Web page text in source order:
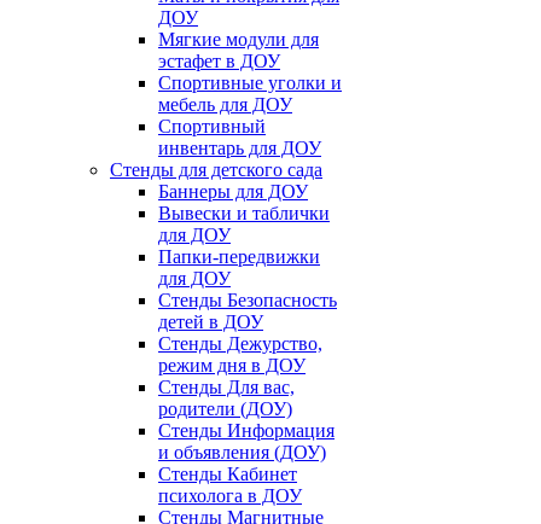
ДОУ
Мягкие модули для
эстафет в ДОУ
Спортивные уголки и
мебель для ДОУ
Спортивный
инвентарь для ДОУ
Стенды для детского сада
Баннеры для ДОУ
Вывески и таблички
для ДОУ
Папки-передвижки
для ДОУ
Стенды Безопасность
детей в ДОУ
Стенды Дежурство,
режим дня в ДОУ
Стенды Для вас,
родители (ДОУ)
Стенды Информация
и объявления (ДОУ)
Стенды Кабинет
психолога в ДОУ
Стенды Магнитные